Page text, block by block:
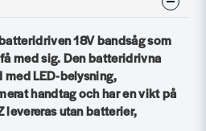
18V bandsåg som
med sig. Den batteridrivna
LED-belysning,
handtag och har en vikt på
levereras utan batterier,